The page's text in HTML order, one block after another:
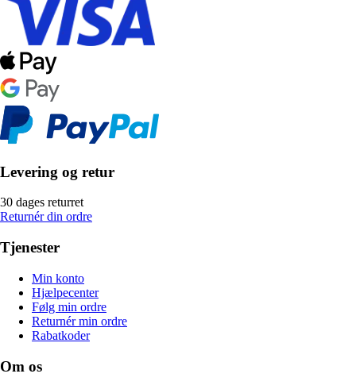
Levering og retur
30 dages returret
Returnér din ordre
Tjenester
Min konto
Hjælpecenter
Følg min ordre
Returnér min ordre
Rabatkoder
Om os